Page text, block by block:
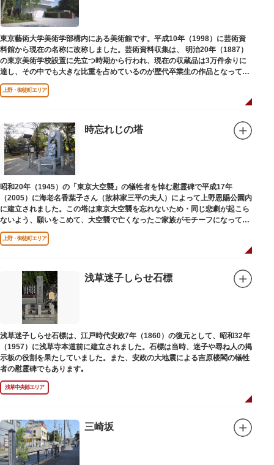
東京藝術大学美術学部構内にある美術館です。平成10年（1998）に芸術資
料館から現在の名称に改称しました。芸術資料収集は、 明治20年（1887）
の東京美術学校設置に先立つ時期から行われ、現在の収蔵品は3万件余りに
達し、その中でも大きな比重を占めているのが歴代卒業生の作品となってい
ます。
上野・御徒町エリア
時忘れじの塔
昭和20年（1945）の「東京大空襲」の犠牲者を悼む慰霊碑で平成17年
（2005）に海老名香葉子さん（故林家三平の夫人）によって上野恩賜公園内
に建立されました。この塔は東京大空襲を忘れないため・同じ悲劇が起こら
ないよう、願いをこめて、大空襲で亡くなったご家族がモチーフになってい
る平和祈念母子像・時計塔です。
上野・御徒町エリア
浅草迷子しらせ石標
浅草迷子しらせ石標は、江戸時代安政7年（1860）の復元として、昭和32年
（1957）に浅草寺本道前に建立されました。石標は当時、迷子や尋ね人の掲
示板の役割を果たしていました。また、安政の大地震による吉原楼閣の犠牲
者の慰霊碑でもあります｡
浅草中央部エリア
三崎坂